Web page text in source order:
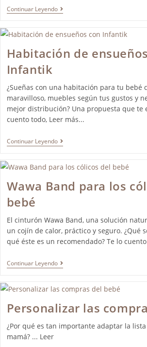
Continuar Leyendo
Habitación de
Infantik
¿Sueñas con una habitación para tu bebé
maravilloso, muebles según tus gustos y
mejor distribución? Una propuesta que te
cuento todo, Leer más...
Continuar Leyendo
Wawa Band para los
bebé
El cinturón Wawa Band, una solución
un cojín de calor, práctico y seguro. ¿Qué
qué éste es un recomendado? Te lo
Continuar Leyendo
Personalizar las
¿Por qué es tan importante adaptar la
mamá? ... Leer